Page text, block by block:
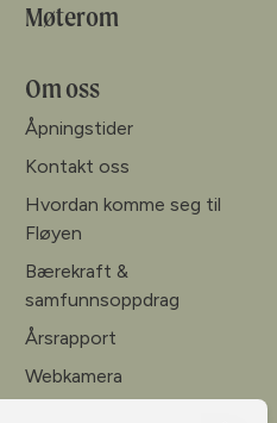
Møterom
Om oss
Åpningstider
Kontakt oss
Hvordan komme seg til
Fløyen
Bærekraft &
samfunnsoppdrag
Årsrapport
Webkamera